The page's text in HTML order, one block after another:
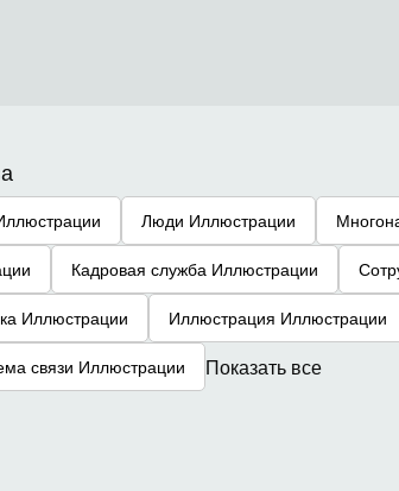
Люди Иллюстрации
Кадровая служба Иллюстрации
Иллюстрации Иллюстрация Иллюстрации
связи Иллюстрации Показать все